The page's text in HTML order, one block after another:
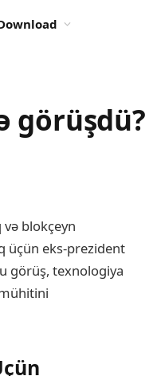
görüşdü?
və blokçeyn
üçün eks-prezident
görüş, texnologiya